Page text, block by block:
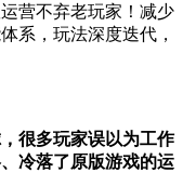
营不弃老玩家！减少
系，玩法深度迭代，
很多玩家误以为工作
冷落了原版游戏的运